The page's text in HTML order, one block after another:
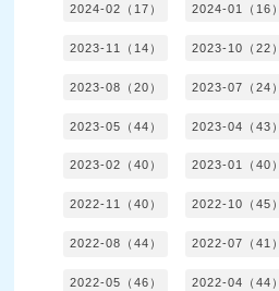
2024-02（17） 2024-01（16）
2023-11（14） 2023-10（22）
2023-08（20） 2023-07（24）
2023-05（44） 2023-04（43）
2023-02（40） 2023-01（40）
2022-11（40） 2022-10（45）
2022-08（44） 2022-07（41）
2022-05（46） 2022-04（44）